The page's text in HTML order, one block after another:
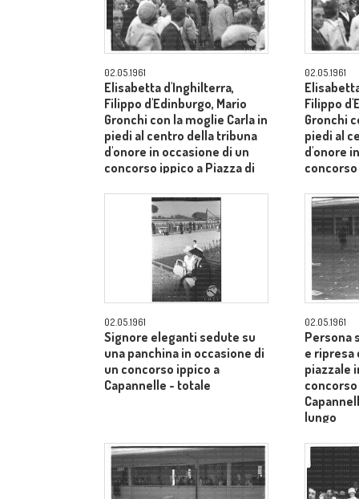
02.05.1961
Elisabetta d'Inghilterra,
Filippo d'Edinburgo, Mario
Gronchi con la moglie Carla in
piedi al centro della tribuna
d'onore in occasione di un
concorso ippico a Piazza di
02.05.1961
Filippo
Gronchi
piedi al
d'onore
02.05.1961
Signore eleganti sedute su
una panchina in occasione di
un concorso ippico a
Capannelle - totale
02.05.1961
Persona
e ripresa
piazzale
concorso
lungo